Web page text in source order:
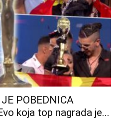
POBEDNICA
koja top nagrada je...